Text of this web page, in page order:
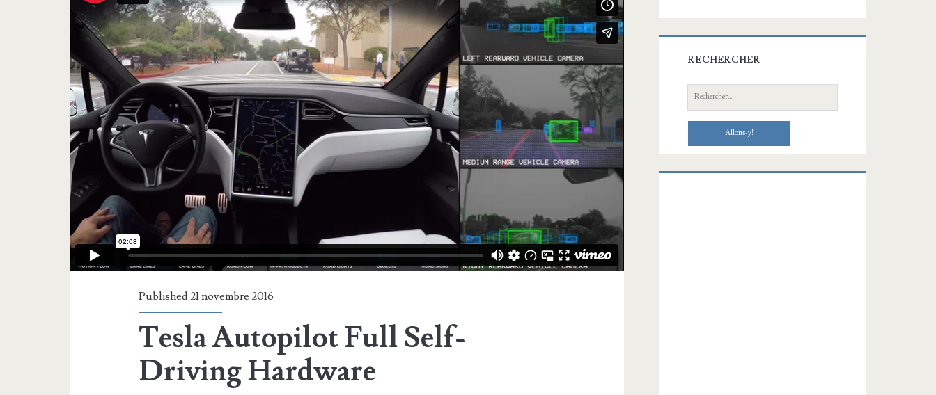
Published 21 novembre 2016
Tesla Autopilot Full Self-
Driving Hardware
RECHERCHER
Recherche: